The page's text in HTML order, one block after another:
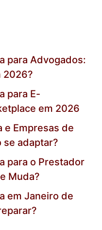
para Advogados:
2026?
para E-
em 2026
e Empresas de
se adaptar?
para o Prestador
Muda?
em Janeiro de